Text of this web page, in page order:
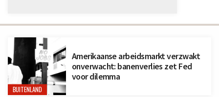
BUITENLAND
Amerikaanse arbeidsmarkt verzwakt
onverwacht: banenverlies zet Fed
voor dilemma